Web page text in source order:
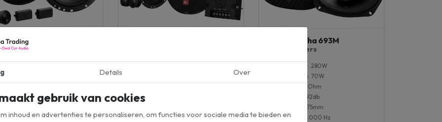
Alpha 603C
speakers
90W
90db
55 - 20.000 Hz
Gevoeligheid: 91db
Bereik: 55 - 20.000 Hz
Infinity Alpha 693M
6x9'' speakers
Max vermogen: 280W
RMS vermogen: 70W
Impedantie: 4-Ohm
Gevoeligheid: 92db
Inbouwdiepte: 75mm
Bereik: 45 - 20.000 Hz
Details Over
gebruik van cookies
inhoud en advertenties te personaliseren, om functies voor sociale media te bieden en